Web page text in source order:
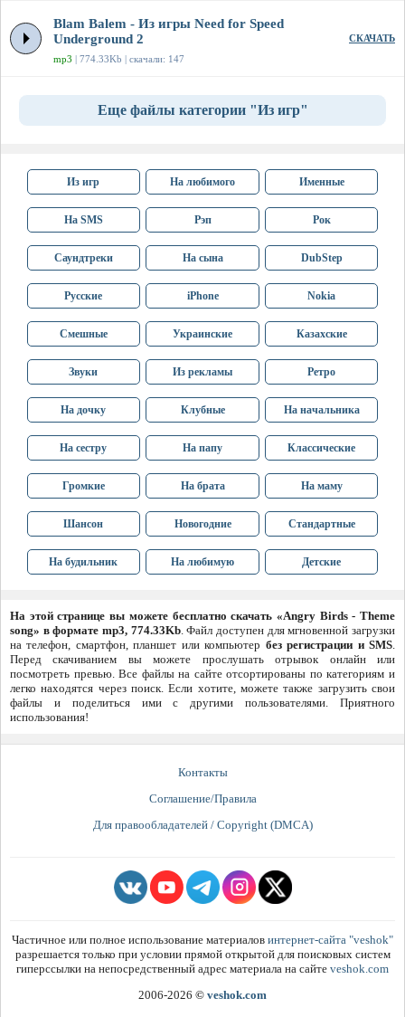
Blam Balem - Из игры Need for Speed
Underground 2
mp3 | 774.33Kb | скачали: 147
СКАЧАТЬ
Еще файлы категории "Из игр"
Из игр На любимого Именные
На SMS Рэп Рок
Саундтреки На сына DubStep
Русские iPhone Nokia
Смешные Украинские Казахские
Звуки Из рекламы Ретро
На дочку Клубные На начальника
На сестру На папу Классические
Громкие На брата На маму
Шансон Новогодние Стандартные
На будильник На любимую Детские
На этой странице вы можете бесплатно скачать «Angry Birds - Theme
song» в формате mp3, 774.33Kb. Файл доступен для мгновенной загрузки
на телефон, смартфон, планшет или компьютер без регистрации и SMS.
Перед скачиванием вы можете прослушать отрывок онлайн или
посмотреть превью. Все файлы на сайте отсортированы по категориям и
легко находятся через поиск. Если хотите, можете также загрузить свои
файлы и поделиться ими с другими пользователями. Приятного
использования!
Контакты
Соглашение/Правила
Для правообладателей / Copyright (DMCA)
Частичное или полное использование материалов интернет-сайта "veshok"
разрешается только при условии прямой открытой для поисковых систем
гиперссылки на непосредственный адрес материала на сайте veshok.com
2006-2026 © veshok.com